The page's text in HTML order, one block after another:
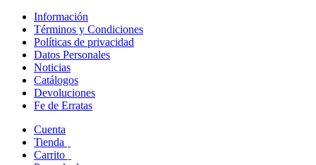
Información
Términos y Condiciones
Políticas de privacidad
Datos Personales
Noticias
Catálogos
Devoluciones
Fe de Erratas
Cuenta
Tienda
Carrito